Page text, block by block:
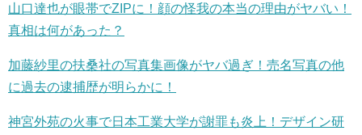
山口達也が眼帯でZIPに！顔の怪我の本当の理由がヤバい！
真相は何があった？
加藤紗里の扶桑社の写真集画像がヤバ過ぎ！売名写真の他
に過去の逮捕歴が明らかに！
神宮外苑の火事で日本工業大学が謝罪も炎上！デザイン研